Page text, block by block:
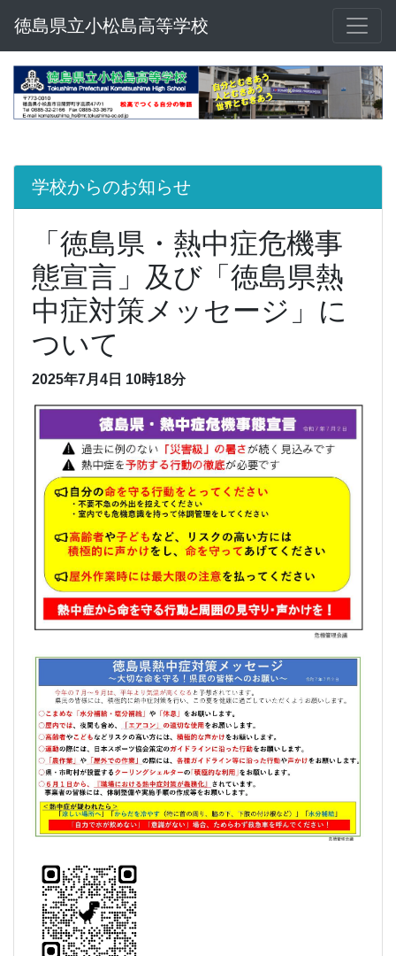
徳島県立小松島高等学校
学校からのお知らせ
「徳島県・熱中症危機事
態宣言」及び「徳島県熱
中症対策メッセージ」に
ついて
2025年7月4日 10時18分